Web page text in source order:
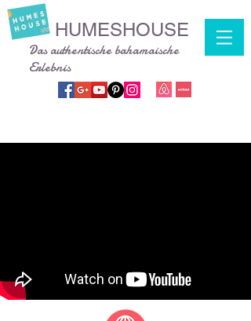
HUMESHOUSE
Das authentische bahamaische
Erlebnis